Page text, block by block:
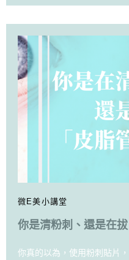
微E美小講堂
你是清粉刺、還是在
你真的以為，使用粉刺貼片